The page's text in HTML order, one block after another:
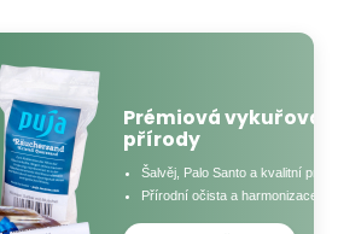
Prémiová
přírody
Šalvěj, Palo Santo a kvalitní
Přírodní očista a harmonizace